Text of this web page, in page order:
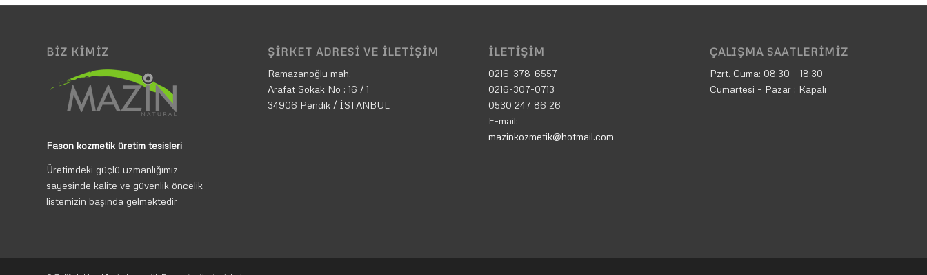
BIZ KIMIZ
Fason kozmetik üretim tesisleri
Üretimdeki güçlü uzmanlığımız
sayesinde kalite ve güvenlik öncelik
listemizin başında gelmektedir
ŞIRKET ADRESI VE İLETIŞIM
Ramazanoğlu mah.
Arafat Sokak No : 16 / 1
34906 Pendik / İSTANBUL
İLETIŞIM
0216-378-6557
0216-307-0713
0530 247 86 26
E-mail:
mazinkozmetik@hotmail.com
ÇALIŞMA SAATLERIMIZ
Pzrt. Cuma: 08:30 – 18:30
Cumartesi – Pazar : Kapalı